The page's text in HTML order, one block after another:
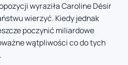
wyraziła Caroline Désir
wierzyć. Kiedy jednak
poczynić miliardowe
wątpliwości co do tych